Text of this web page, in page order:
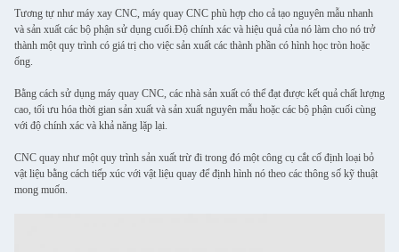
Tương tự như máy xay CNC, máy quay CNC phù hợp cho cả tạo nguyên mẫu nhanh
và sản xuất các bộ phận sử dụng cuối.Độ chính xác và hiệu quả của nó làm cho nó trở
thành một quy trình có giá trị cho việc sản xuất các thành phần có hình học tròn hoặc
ống.
Bằng cách sử dụng máy quay CNC, các nhà sản xuất có thể đạt được kết quả chất lượng
cao, tối ưu hóa thời gian sản xuất và sản xuất nguyên mẫu hoặc các bộ phận cuối cùng
với độ chính xác và khả năng lặp lại.
CNC quay như một quy trình sản xuất trừ đi trong đó một công cụ cắt cố định loại bỏ
vật liệu bằng cách tiếp xúc với vật liệu quay để định hình nó theo các thông số kỹ thuật
mong muốn.